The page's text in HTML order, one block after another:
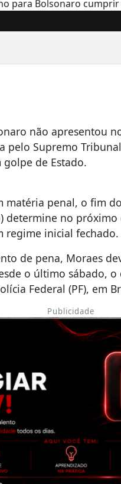
não apresentou
pelo Supremo
de Estado.
matéria penal, o fim
determine no
regime inicial fechado.
de pena, Moraes
o último sábado, o
Federal (PF), em
Publicidade